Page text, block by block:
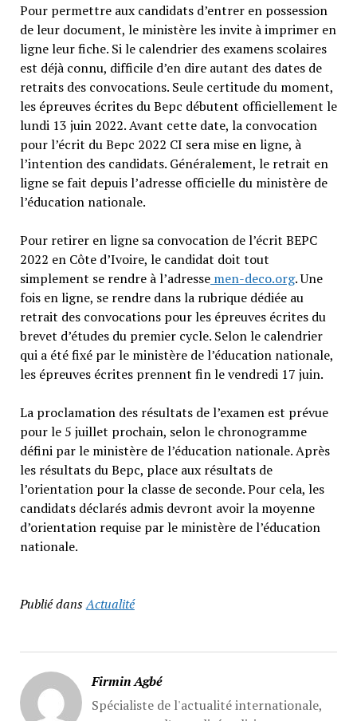
Pour permettre aux candidats d’entrer en possession
de leur document, le ministère les invite à imprimer en
ligne leur fiche. Si le calendrier des examens scolaires
est déjà connu, difficile d’en dire autant des dates de
retraits des convocations. Seule certitude du moment,
les épreuves écrites du Bepc débutent officiellement le
lundi 13 juin 2022. Avant cette date, la convocation
pour l’écrit du Bepc 2022 CI sera mise en ligne, à
l’intention des candidats. Généralement, le retrait en
ligne se fait depuis l’adresse officielle du ministère de
l’éducation nationale.
Pour retirer en ligne sa convocation de l’écrit BEPC
2022 en Côte d’Ivoire, le candidat doit tout
simplement se rendre à l’adressemen-deco.org. Une
fois en ligne, se rendre dans la rubrique dédiée au
retrait des convocations pour les épreuves écrites du
brevet d’études du premier cycle. Selon le calendrier
qui a été fixé par le ministère de l’éducation nationale,
les épreuves écrites prennent fin le vendredi 17 juin.
La proclamation des résultats de l’examen est prévue
pour le 5 juillet prochain, selon le chronogramme
défini par le ministère de l’éducation nationale. Après
les résultats du Bepc, place aux résultats de
l’orientation pour la classe de seconde. Pour cela, les
candidats déclarés admis devront avoir la moyenne
d’orientation requise par le ministère de l’éducation
nationale.
Publié dansActualité
Firmin Agbé
Spécialiste de l'actualité internationale,